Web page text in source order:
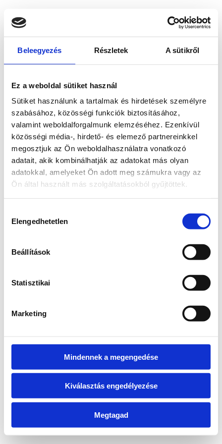
Beleegyezés Részletek A sütikről
Ez a weboldal sütiket használ
Sütiket használunk a tartalmak és hirdetések személyre
szabásához, közösségi funkciók biztosításához,
valamint weboldalforgalmunk elemzéséhez. Ezenkívül
közösségi média-, hirdető- és elemező partnereinkkel
megosztjuk az Ön weboldalhasználatra vonatkozó
adatait, akik kombinálhatják az adatokat más olyan
adatokkal, amelyeket Ön adott meg számukra vagy az
Ön által használt más szolgáltatásokból gyűjtöttek.
kiválasztása
Elengedhetetlen
Beállítások
Statisztikai
Marketing
Mindennek a megengedése
Kiválasztás engedélyezése
Megtagad
loadingwww.bicapp.hu
(see the browser console for more